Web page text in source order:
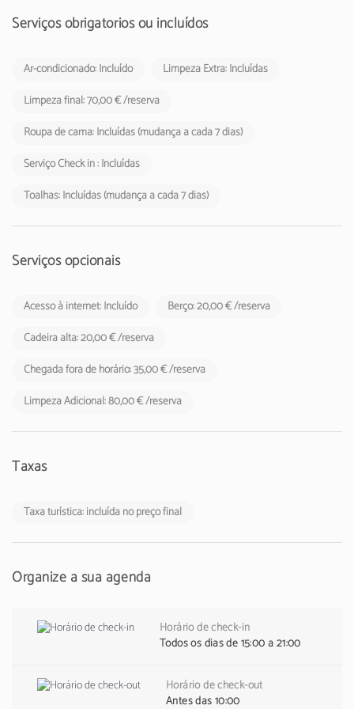
Serviços obrigatórios ou incluídos
Ar-condicionado: Incluído
Limpeza Extra: Incluídas
Limpeza final: 70,00 € /reserva
Roupa de cama: Incluídas (mudança a cada 7 dias)
Serviço Check in : Incluídas
Toalhas: Incluídas (mudança a cada 7 dias)
Serviços opcionais
Acesso à internet: Incluído
Berço: 20,00 € /reserva
Cadeira alta: 20,00 € /reserva
Chegada fora de horário: 35,00 € /reserva
Limpeza Adicional: 80,00 € /reserva
Taxas
Taxa turística: incluída no preço final
Organize a sua agenda
Horário de check-in
Todos os dias de 15:00 a 21:00
Horário de check-out
Antes das 10:00